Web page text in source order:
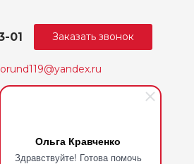
Ольга Кравченко
Здравствуйте! Готова помочь
01
пр. Ленина
Заказать звонок